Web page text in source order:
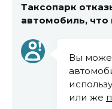
Таксопарк
автомобиль, что
Вы
или же